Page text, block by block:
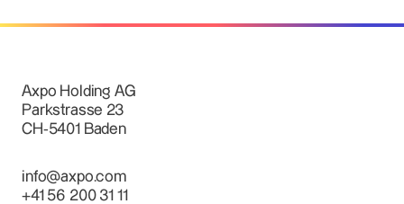
Axpo Holding AG
Parkstrasse 23
CH-5401 Baden
info@axpo.com
+41 56 200 31 11